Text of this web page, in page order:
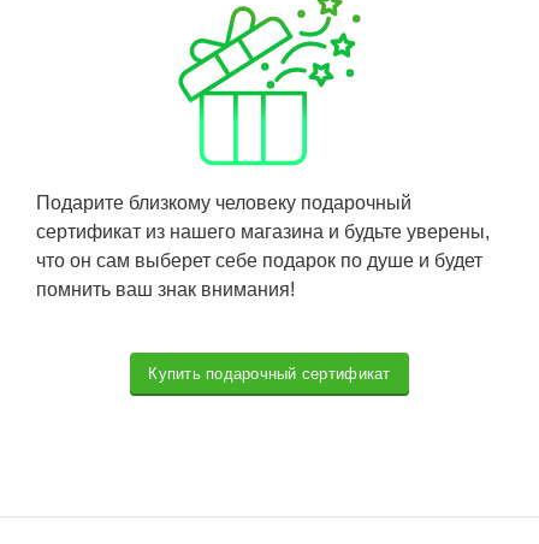
Подарите близкому человеку подарочный
сертификат из нашего магазина и будьте уверены,
что он сам выберет себе подарок по душе и будет
помнить ваш знак внимания!
Купить подарочный сертификат